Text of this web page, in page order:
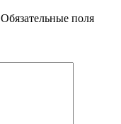
Обязательные поля